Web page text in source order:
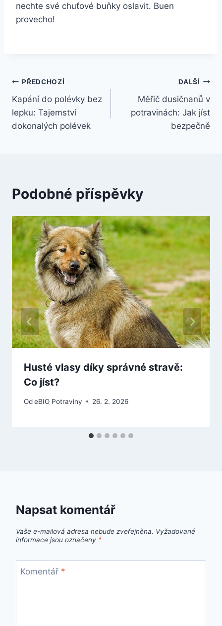
nechte své chuťové buňky oslavit. Buen
provecho!
Navigace
pro
příspěvek
PŘEDCHOZÍ
Kapání do polévky bez
lepku: Tajemství
dokonalých polévek
DALŠÍ
Měřič dusičnanů v
potravinách: Jak jíst
bezpečně
Podobné příspěvky
Husté vlasy díky správné stravě:
Co jíst?
OdeBIO Potraviny 26. 2. 2026
Napsat komentář
Vaše e-mailová adresa nebude zveřejněna. Vyžadované
informace jsou označeny *
Komentář *